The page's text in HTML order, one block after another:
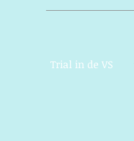
Trial in de VS